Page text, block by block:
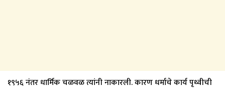
१९५६ नंतर धार्मिक चळवळ त्यांनी नाकारली. कारण धर्माचे कार्य पृथ्वीची